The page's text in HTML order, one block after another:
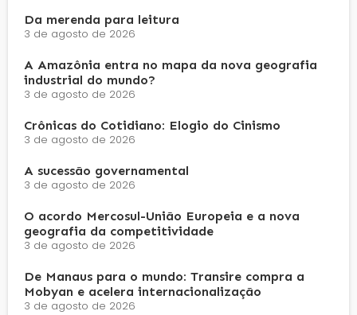
Da merenda para leitura
3 de agosto de 2026
A Amazônia entra no mapa da nova geografia
industrial do mundo?
3 de agosto de 2026
Crônicas do Cotidiano: Elogio do Cinismo
3 de agosto de 2026
A sucessão governamental
3 de agosto de 2026
O acordo Mercosul-União Europeia e a nova
geografia da competitividade
3 de agosto de 2026
De Manaus para o mundo: Transire compra a
Mobyan e acelera internacionalização
3 de agosto de 2026